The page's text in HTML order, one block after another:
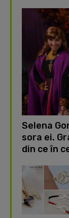
Selena
sora ei.
din ce în